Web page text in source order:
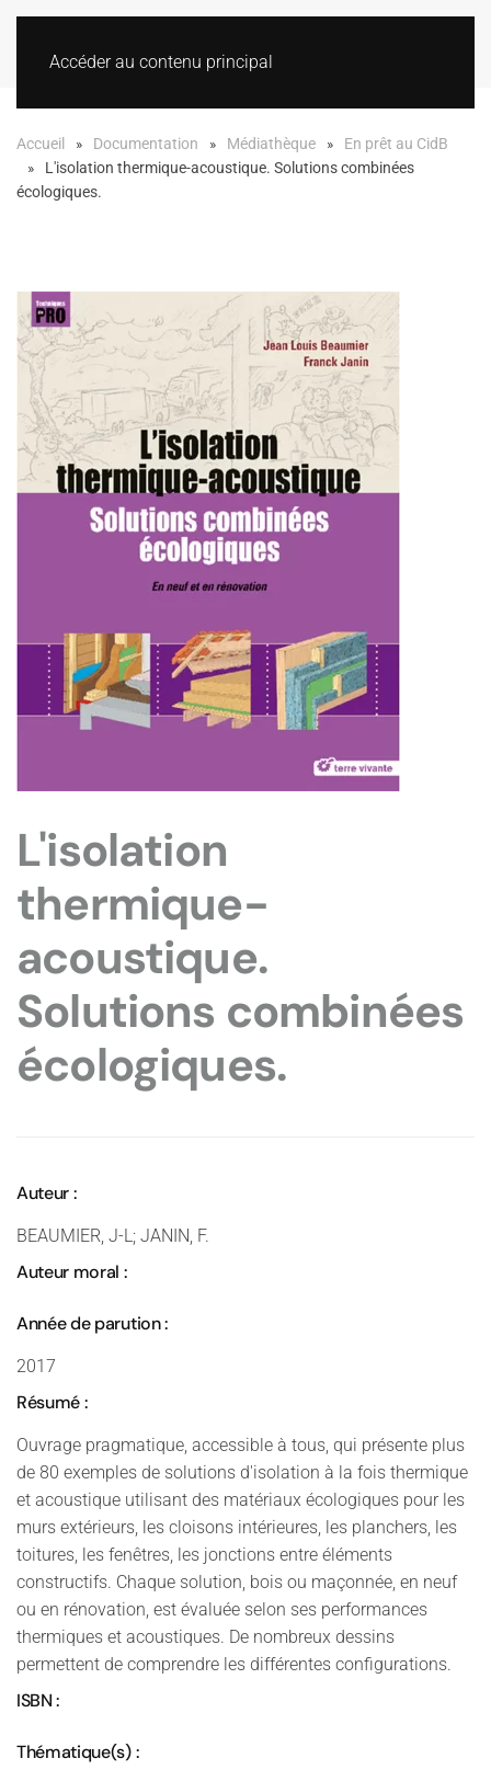
Accéder au contenu principal
Accueil Documentation Médiathèque
En prêt au CidB
L'isolation thermique-acoustique. Solutions combinées
écologiques.
L'isolation
thermique-
acoustique.
Solutions combinées
écologiques.
Auteur :
BEAUMIER, J-L; JANIN, F.
Auteur moral :
Année de parution :
2017
Résumé :
Ouvrage pragmatique, accessible à tous, qui présente plus
de 80 exemples de solutions d'isolation à la fois thermique
et acoustique utilisant des matériaux écologiques pour les
murs extérieurs, les cloisons intérieures, les planchers, les
toitures, les fenêtres, les jonctions entre éléments
constructifs. Chaque solution, bois ou maçonnée, en neuf
ou en rénovation, est évaluée selon ses performances
thermiques et acoustiques. De nombreux dessins
permettent de comprendre les différentes configurations.
ISBN :
Thématique(s) :